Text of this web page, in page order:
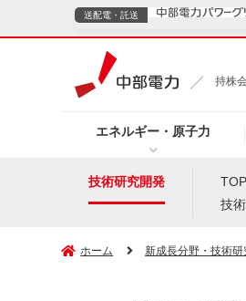
持株
エネルギー・原子力
送配電・託送
技術研究開発
技
ホーム 新成長分野・技術研